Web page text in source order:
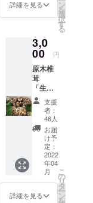
地域の資源
を次世代に
用の創出、
土地の活用
を積極的に
行なってい
後はあ
りま
す。）
は、量
が多す
ぎるそ
んな方
へおす
すめで
す。
余った
もの
は、そ
のまま
かカッ
トして
冷凍保
保存し
ておく
と美味
詳細を見る ン
を
選
択
す
る
3,0
00 円
原木椎
茸
「生」
１kg 内
容量：
約３０
個〜４
０個
（サイ
ズによ
り、多
少の前
後はあ
りま
支援
者：
46人
お届
け予
定：
2022
年04
月
詳細を見る
こ
の
リ
タ
ー
ン
を